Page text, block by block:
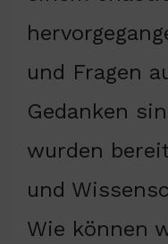
und Fragen
Gedanken
wurden
und
Wie können